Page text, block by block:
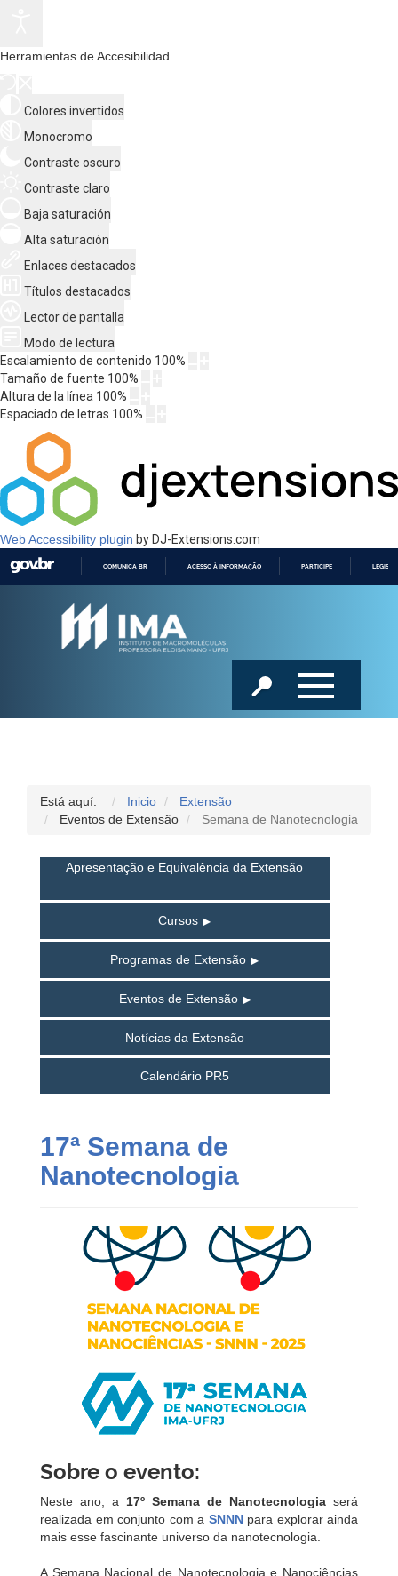
Herramientas de Accesibilidad
Colores invertidos
Monocromo
Contraste oscuro
Contraste claro
Baja saturación
Alta saturación
Enlaces destacados
Títulos destacados
Lector de pantalla
Modo de lectura
Escalamiento de contenido 100%
Tamaño de fuente 100%
Altura de la línea 100%
Espaciado de letras 100%
Web Accessibility plugin by DJ-Extensions.com
COMUNICA BR ACESSO À INFORMAÇÃO PARTICIPE
Está aquí: Inicio
Extensão
Eventos de Extensão
Semana de Nanotecnologia
Apresentação e Equivalência da Extensão
Cursos
Programas de Extensão
Eventos de Extensão
Notícias da Extensão
Calendário PR5
17ª Semana de
Nanotecnologia
Sobre o evento:
Neste ano, a 17º Semana de Nanotecnologia será
realizada em conjunto com a SNNNpara explorar ainda
mais esse fascinante universo da nanotecnologia.
A Semana Nacional de Nanotecnologia e Nanociências